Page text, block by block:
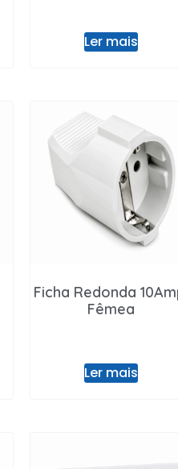
Ler mais
Ficha Redonda
Fêmea
Ler mais